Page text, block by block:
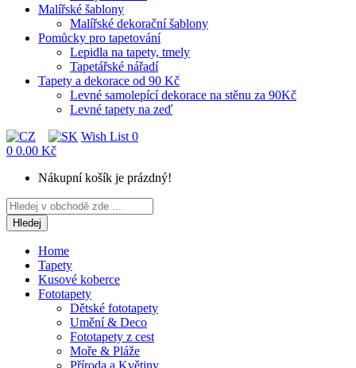
Malířské šablony
Malířské dekorační šablony
Pomůcky pro tapetování
Lepidla na tapety, tmely
Tapetářské nářadí
Tapety a dekorace od 90 Kč
Levné samolepící dekorace na stěnu za 90Kč
Levné tapety na zeď
Wish List 0
0 0.00 Kč
Nákupní košík je prázdný!
Hledej
Home
Tapety
Kusové koberce
Fototapety
Dětské fototapety
Umění & Deco
Fototapety z cest
Moře & Pláže
Příroda a Květiny